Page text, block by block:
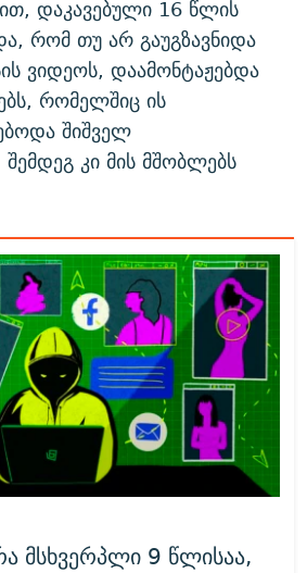
დაკავებული 16 წლის
რომ თუ არ გაუგზავნიდა
ვიდეოს, დაამონტაჟებდა
რომელშიც ის
შიშველ
კი მის მშობლებს
მსხვერპლი 9 წლისაა,